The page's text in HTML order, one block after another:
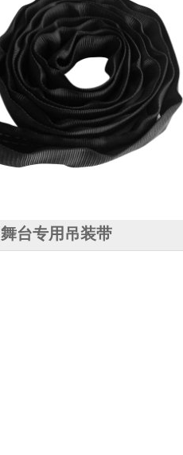
舞台专用吊装带